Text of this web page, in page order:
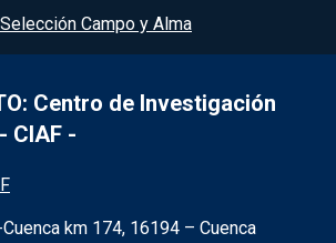
Campo y Alma
Centro de Investigación
CIAF -
la institución -
km 174, 16194 – Cuenca